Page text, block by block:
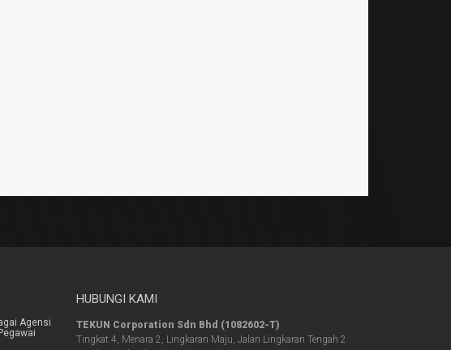
Agensi
HUBUNGI KAMI
TEKUN Corporation Sdn Bhd (1082602-T)
Tingkat 4, Menara 2, Lingkaran Maju, Jalan Lingkaran Tengah 2